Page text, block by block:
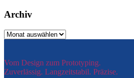
Archiv
Archiv
Vom Design zum Prototyping.
Zuverlässig. Langzeitstabil. Präzise.